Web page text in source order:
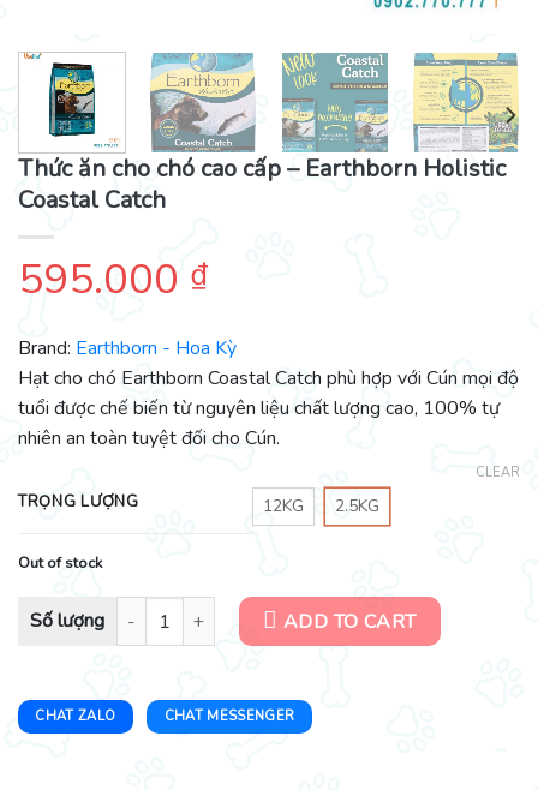
Thức ăn cho chó cao cấp – Earthborn Holistic
Coastal Catch
595.000 ₫
Brand: Earthborn - Hoa Kỳ
Hạt cho chó Earthborn Coastal Catch phù hợp với Cún mọi độ
tuổi được chế biến từ nguyên liệu chất lượng cao, 100% tự
nhiên an toàn tuyệt đối cho Cún.
TRỌNG LƯỢNG 12KG 2.5KG
CLEAR
Out of stock
Thức ăn cho chó cao cấp - Earthborn Holistic Coastal Catch
ADD TO CART
CHAT ZALO CHAT MESSENGER